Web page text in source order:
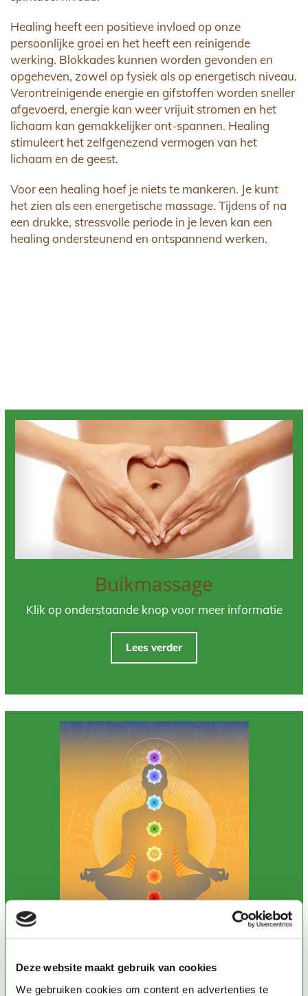
Deze website maakt gebruik van cookies
We gebruiken cookies om content en advertenties te
Healing heeft een positieve invloed op onze
persoonlijke groei en het heeft een reinigende
werking. Blokkades kunnen worden gevonden en
opgeheven, zowel op fysiek als op energetisch niveau.
Verontreinigende energie en gifstoffen worden sneller
afgevoerd, energie kan weer vrijuit stromen en het
lichaam kan gemakkelijker ont-spannen. Healing
stimuleert het zelfgenezend vermogen van het
lichaam en de geest.
Voor een healing hoef je niets te mankeren. Je kunt
het zien als een energetische massage. Tijdens of na
een drukke, stressvolle periode in je leven kan een
healing ondersteunend en ontspannend werken.
Buikmassage
Klik op onderstaande knop voor meer informatie
Lees verder
Klik op onderstaande knop voor meer informatie